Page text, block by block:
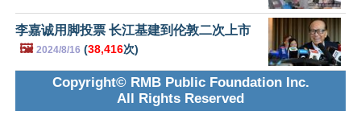
李嘉诚用脚投票 长江基建到伦敦二次上市
🖼️ 2024/8/16 (38,416次)
Copyright© RMB Public Foundation Inc.
All Rights Reserved